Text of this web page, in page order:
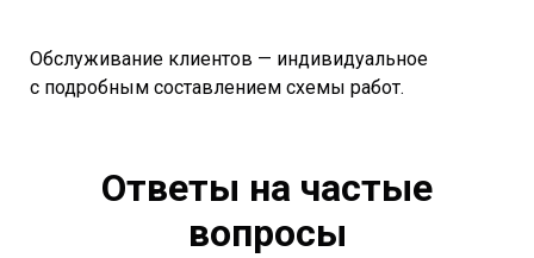
Обслуживание клиентов — индивидуальное
с подробным составлением схемы работ.
Ответы на частые
вопросы